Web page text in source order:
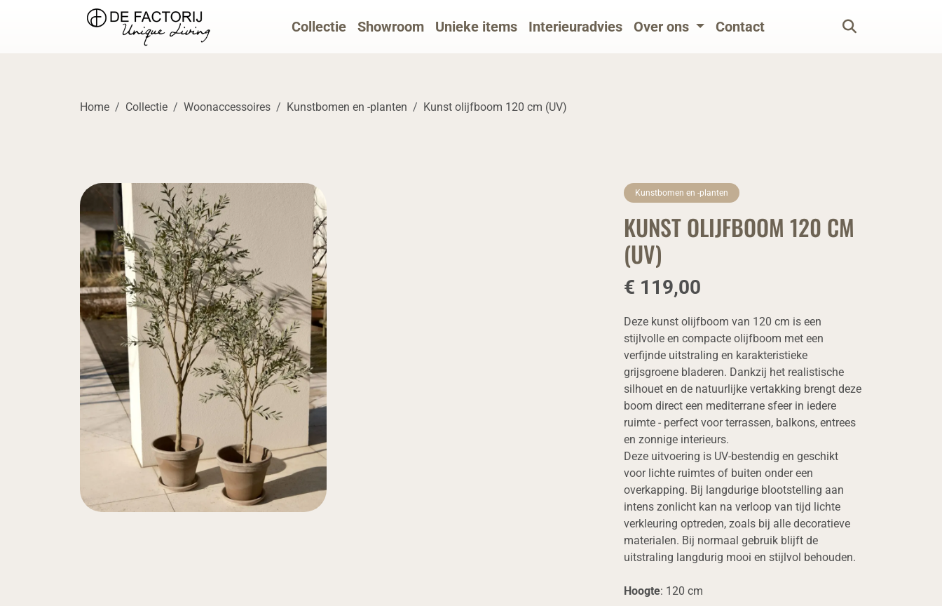
Collectie Showroom Unieke items Interieuradvies Over ons Contact
Home Collectie Woonaccessoires Kunstbomen en -planten Kunst olijfboom 120 cm (UV)
Kunstbomen en -planten
KUNST OLIJFBOOM 120 CM
(UV)
€ 119,00
Deze kunst olijfboom van 120 cm is een
stijlvolle en compacte olijfboom met een
verfijnde uitstraling en karakteristieke
grijsgroene bladeren. Dankzij het realistische
silhouet en de natuurlijke vertakking brengt deze
boom direct een mediterrane sfeer in iedere
ruimte - perfect voor terrassen, balkons, entrees
en zonnige interieurs.
Deze uitvoering is UV-bestendig en geschikt
voor lichte ruimtes of buiten onder een
overkapping. Bij langdurige blootstelling aan
intens zonlicht kan na verloop van tijd lichte
verkleuring optreden, zoals bij alle decoratieve
materialen. Bij normaal gebruik blijft de
uitstraling langdurig mooi en stijlvol behouden.
Hoogte: 120 cm